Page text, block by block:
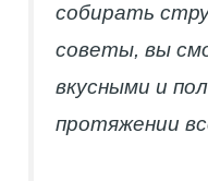
собирать
советы, вы
вкусными и
протяжении